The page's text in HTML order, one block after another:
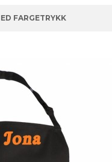
FARGETRYKK